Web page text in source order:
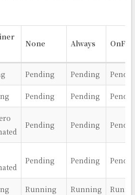
None Always
Pending Pending
Pending Pending
Pending Pending
Pending Pending
Running Running